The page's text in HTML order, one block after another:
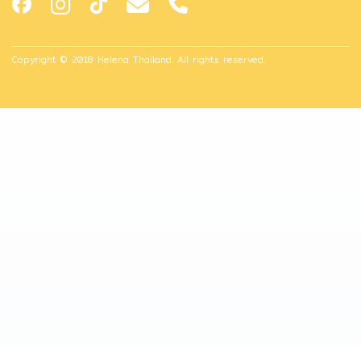
Copyright © 2018 Helena Thailand. All rights reserved.